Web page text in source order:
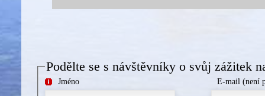
Podělte se s návštěvníky o svůj zážitek
Jméno E-mail (není